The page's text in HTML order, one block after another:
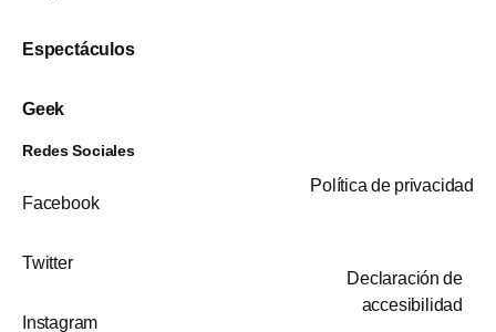
Espectáculos
Geek
Redes Sociales
Facebook
Twitter
Instagram
Política de privacidad
Declaración de
accesibilidad